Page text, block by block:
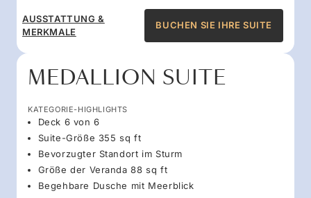
AUSSTATTUNG &
MERKMALE
BUCHEN SIE IHRE SUITE
MEDALLION SUITE
KATEGORIE-HIGHLIGHTS
Deck 6 von 6
Suite-Größe 355 sq ft
Bevorzugter Standort im Sturm
Größe der Veranda 88 sq ft
Begehbare Dusche mit Meerblick